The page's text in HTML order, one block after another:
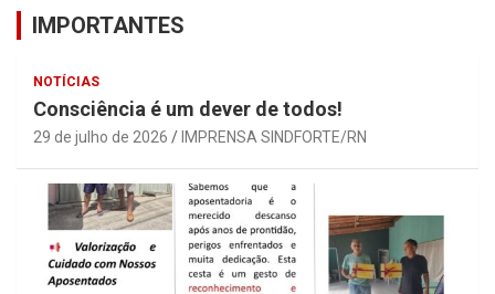
IMPORTANTES
NOTÍCIAS
Consciência é um dever de todos!
29 de julho de 2026 IMPRENSA SINDFORTE/RN